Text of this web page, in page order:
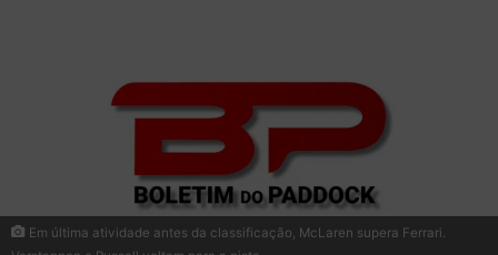
Em última atividade antes da classificação, McLaren supera Ferrari.